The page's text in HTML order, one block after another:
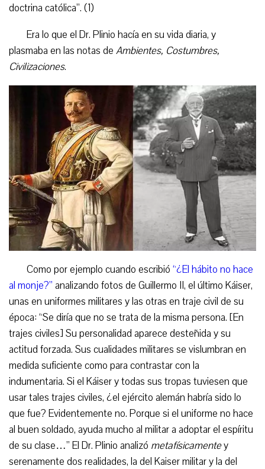
doctrina católica”. (1)
Era lo que el Dr. Plinio hacía en su vida diaria, y
plasmaba en las notas de Ambientes, Costumbres,
Civilizaciones.
Como por ejemplo cuando escribió “¿El hábito no hace
al monje?” analizando fotos de Guillermo II, el último Káiser,
unas en uniformes militares y las otras en traje civil de su
época: “Se diría que no se trata de la misma persona. [En
trajes civiles] Su personalidad aparece desteñida y su
actitud forzada. Sus cualidades militares se vislumbran en
medida suficiente como para contrastar con la
indumentaria. Si el Káiser y todas sus tropas tuviesen que
usar tales trajes civiles, ¿el ejército alemán habría sido lo
que fue? Evidentemente no. Porque si el uniforme no hace
al buen soldado, ayuda mucho al militar a adoptar el espíritu
de su clase…” El Dr. Plinio analizó metafísicamentey
serenamente dos realidades, la del Kaiser militar y la del